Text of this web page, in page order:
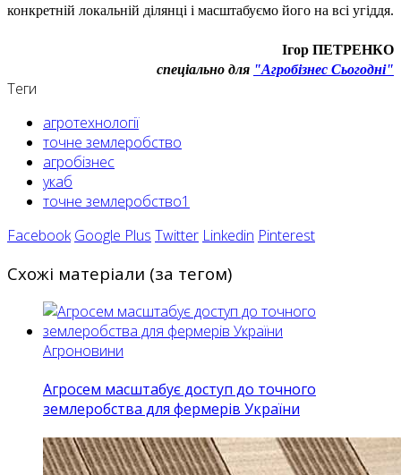
конкретній локальній ділянці і масштабуємо його на всі угіддя.
Ігор ПЕТРЕНКО
спеціально для "Агробізнес Сьогодні"
Теги
агротехнології
точне землеробство
агробізнес
укаб
точне землеробство1
Facebook Google Plus Twitter Linkedin Pinterest
Схожі матеріали (за тегом)
Агроновини
Агросем масштабує доступ до точного
землеробства для фермерів України